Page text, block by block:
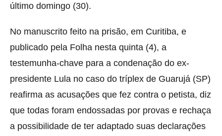
último domingo (30).
No manuscrito feito na prisão, em Curitiba, e
publicado pela Folha nesta quinta (4), a
testemunha-chave para a condenação do ex-
presidente Lula no caso do tríplex de Guarujá (SP)
reafirma as acusações que fez contra o petista, diz
que todas foram endossadas por provas e rechaça
a possibilidade de ter adaptado suas declarações